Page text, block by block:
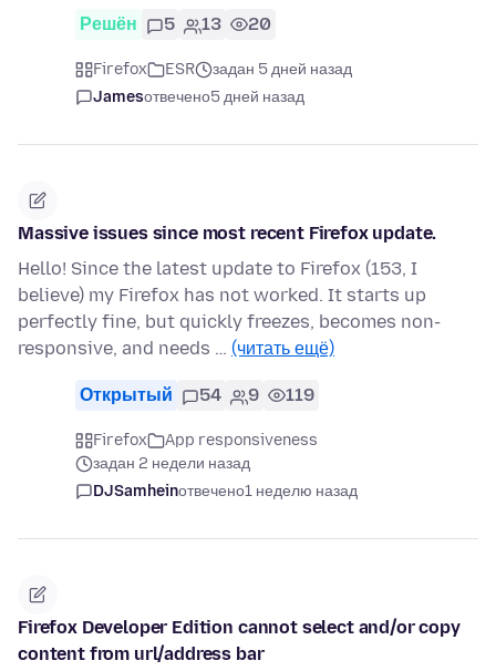
Решён 5 13 20
Firefox ESR
задан 5 дней назад
Jamesотвечено5 дней назад
Massive issues since most recent Firefox update.
Hello! Since the latest update to Firefox (153, I
believe) my Firefox has not worked. It starts up
perfectly fine, but quickly freezes, becomes non-
responsive, and needs … (читать ещё)
Открытый 54 9 119
Firefox
App responsiveness
задан 2 недели назад
DJSamheinотвечено1 неделю назад
Firefox Developer Edition cannot select and/or copy
content from url/address bar